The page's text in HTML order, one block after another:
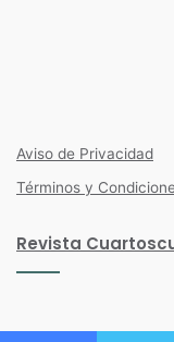
Aviso de Privacidad
Términos y
Revista